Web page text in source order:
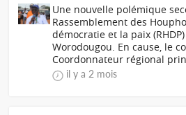
Une nouvelle polémique
Rassemblement des
démocratie et la paix
Worodougou. En cause, le
Coordonnateur régional
il y a 2 mois